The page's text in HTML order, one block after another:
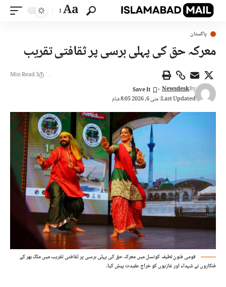
Aa
پاکستان
معرکہ حق کی پہلی برسی پر ثقافتی تقریب
Last Updated: مئی 6, 2026 8:05 شام
By
Newsdesk
3 Min Read
قومی فنونِ لطیفہ کونسل میں معرکہ حق کی پہلی برسی پر ثقافتی تقریب میں ملک بھر کے
فنکاروں نے شہداء اور غازیوں کو خراجِ عقیدت پیش کیا۔